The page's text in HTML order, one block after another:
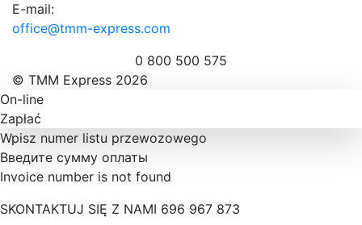
E-mail:
office@tmm-express.com
0 800 500 575
© ТММ Express 2026
On-line
Zapłać
Wpisz numer listu przewozowego
Введите сумму оплаты
Invoice number is not found
SKONTAKTUJ SIĘ Z NAMI 696 967 873